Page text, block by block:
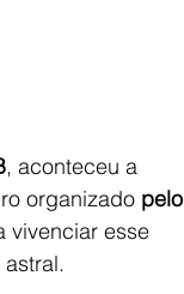
, aconteceu a
organizado pelo
vivenciar esse